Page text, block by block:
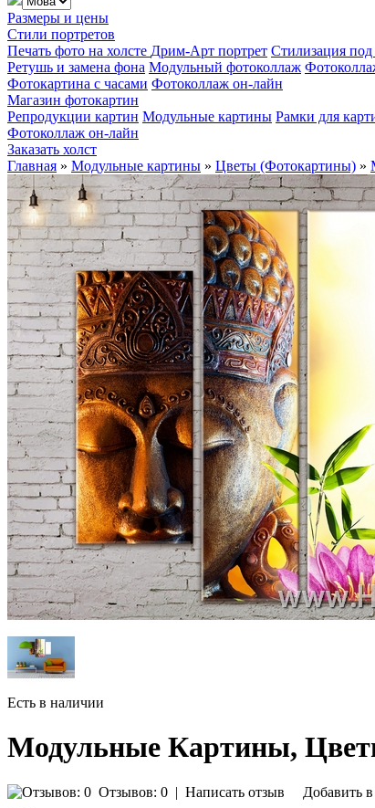
Размеры и цены
Стили портретов
Печать фото на холсте Дрим-Арт портрет Стилизация
Ретушь и замена фона Модульный фотоколлаж
Фотокартина с часами Фотоколлаж он-лайн
Магазин фотокартин
Репродукции картин Модульные картины Рамки для
Фотоколлаж он-лайн
Заказать холст
Главная » Модульные картины » Цветы (Фотокартины) »
Есть в наличии
Модульные Картины,
Отзывов: 0 | Написать отзыв
Добавить в